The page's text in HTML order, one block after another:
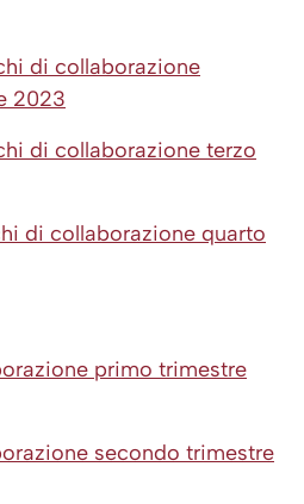
di collaborazione
2023
di collaborazione terzo
di collaborazione quarto
primo trimestre
secondo trimestre